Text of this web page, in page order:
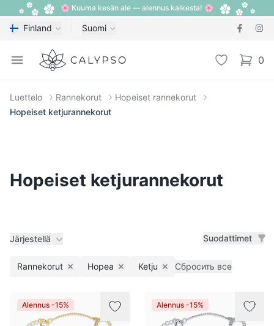
🌸 Kuuma kesän ale — alennus kaikesta! 🌸
Finland Suomi
Open menu
Calypso Toivelista 0
items
Luettelo Rannekorut
Hopeiset rannekorut
Hopeiset ketjurannekorut
Hopeiset ketjurannekorut
Järjestellä Suodattimet
Rannekorut Remove filter
Hopea Remove filter
Ketju Remove filter
Сбросить все
Tuotteet
Alennus -15% Alennus -15%